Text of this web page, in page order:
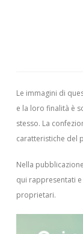
Le immagini di
e la loro finalità è
stesso. La
caratteristiche del
Nella
qui rappresentati
proprietari.